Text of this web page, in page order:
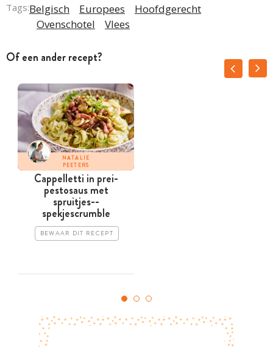
Tags:Belgisch Europees
Hoofdgerecht
Ovenschotel
Vlees
Of een ander recept?
NATALIE
PEETERS
Cappelletti in prei-
pestosaus met
spruitjes-­
spekjescrumble
BEWAAR DIT RECEPT